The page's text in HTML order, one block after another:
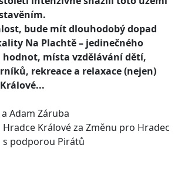
bude mít dlouhodobý dopad
Na Plachtě – jedinečného
místa vzdělávání dětí,
rekreace a relaxace (nejen)
Adam Záruba
Králové za Změnu pro Hradec
s podporou Pirátů